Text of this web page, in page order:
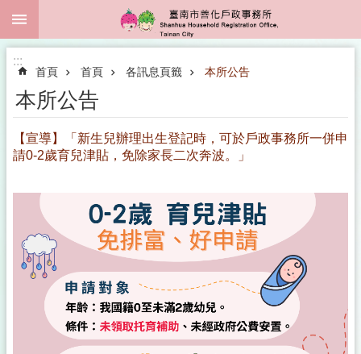
跳到主要內容區塊
:::
首頁 首頁 各訊息頁籤 本所公告
本所公告
【宣導】「新生兒辦理出生登記時，可於戶政事務所一併申
請0-2歲育兒津貼，免除家長二次奔波。」